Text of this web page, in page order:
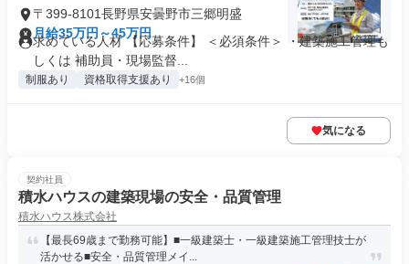
〒399-8101長野県安曇野市三郷明盛
月給35万円～45万円
求めている人材 【応募条件】 ＜必須条件＞ ・建築施工管理も
しくは 補助員・現場監督...
制服あり 資格取得支援あり +16個
気になる
契約社員
積水ハウスの建築現場の安全・品質管理
積水ハウス株式会社
【最長69歳まで勤務可能】■一級建築士・一級建築施工管理技士が
活かせる■安全・品質管理メイ...